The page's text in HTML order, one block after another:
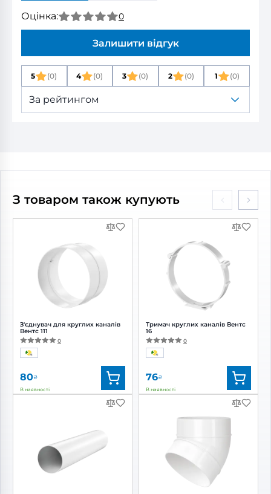
Оцінка: 0
Залишити відгук
5 (0) 4 (0) 3 (0) 2 (0) 1 (0)
За рейтингом
З товаром також купують
З'єднувач для круглих каналів
Вентс 111
0
80₴
В наявності
Вентс
100 мм
Тримач круглих каналів Вентс
16
0
76₴
В наявності
Вентс
Артикул: 0000225479
100 мм